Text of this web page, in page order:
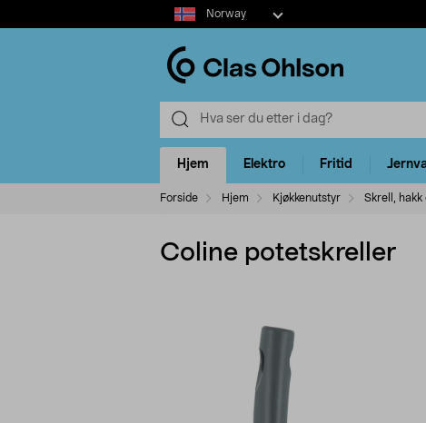
Select
market
Norway
Hjem Elektro Fritid
Forside Hjem Kjøkkenutstyr Skrell, hakk
Coline potetskreller